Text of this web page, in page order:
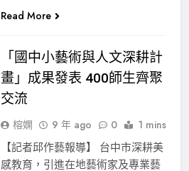
Read More
「國中小藝術與人文深耕計
畫」成果發表 400師生齊聚
交流
榕嫻 9 年 ago 0 1 mins
【記者邱作藝報導】 台中市深耕美
感教育，引進在地藝術家及專業藝